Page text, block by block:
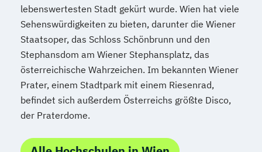
(MEi:CogSci)
Molekulare Biologie
Molekulare Mikrobiologie
Mikrobielle Ökologie und Immunbiologie
Musikwissenschaft
Naturschutz und
Biodiversitätsmanagement
Pflegewissenschaft Pharmazie
lebenswertesten Stadt gekürt wurde. Wien hat viele
Sehenswürdigkeiten zu bieten, darunter die Wiener
Staatsoper, das Schloss Schönbrunn und den
Stephansdom am Wiener Stephansplatz, das
österreichische Wahrzeichen. Im bekannten Wiener
Prater, einem Stadtpark mit einem Riesenrad,
befindet sich außerdem Österreichs größte Disco,
der Praterdome.